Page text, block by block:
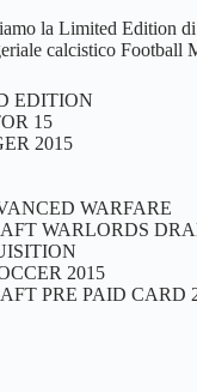
la Limited Edition
calcistico Football
EDITION
15
2015
WARFARE
WARLORDS
2015
PRE PAID CARD